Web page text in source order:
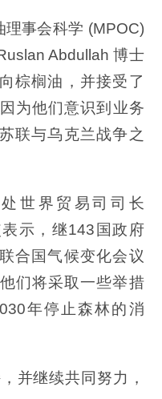
事会科学 (MPOC)
Abdullah 博士
棕榈油，并接受了
为他们意识到业务
联与乌克兰战争之
世界贸易司司长
示，继143国政府
合国气候变化会议
们将采取一些举措
年停止森林的消
并继续共同努力，